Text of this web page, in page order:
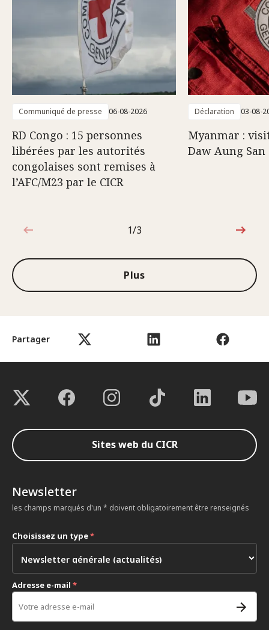
Partager
Communiqué de presse 06-08-2026
RD Congo : 15 personnes
libérées par les autorités
congolaises sont remises à
l’AFC/M23 par le CICR
Déclaration 03-08-
Myanmar :
Daw Aung San
1sur3
1/3
Plus
Sites web du CICR
Newsletter
les champs marqués d'un * doivent obligatoirement être renseignés
Choisissez un type*
Adresse e-mail *